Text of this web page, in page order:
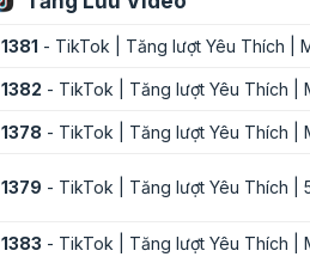
1381 - TikTok | Tăng lượt Yêu Thích |
1382 - TikTok | Tăng lượt Yêu Thích |
1378 - TikTok | Tăng lượt Yêu Thích |
1379 - TikTok | Tăng lượt Yêu Thích |
1383 - TikTok | Tăng lượt Yêu Thích |